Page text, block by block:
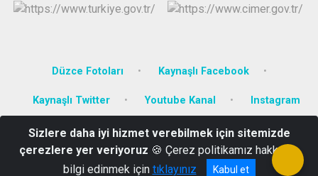
Düzce Fotoları Kaynaşlı Facebook
Kaynaşlı Twitter Youtube Kanal Instagram
Merkez Mahallesi Kültür Caddesi No:1 Kaynaşlı/DÜZCE
0 380 544 43 04-66 e-posta: kaynasli@icisleri.gov.tr
Sizlere daha iyi hizmet verebilmek için sitemizde
çerezlere yer veriyoruz 🍪 Çerez politikamız hakkında
bilgi edinmek için tıklayınız Kabul et